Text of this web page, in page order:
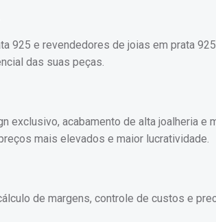
925 e revendedores de joias em prata
das suas peças.
acabamento de alta joalheria e
mais elevados e maior lucratividade.
de margens, controle de custos e